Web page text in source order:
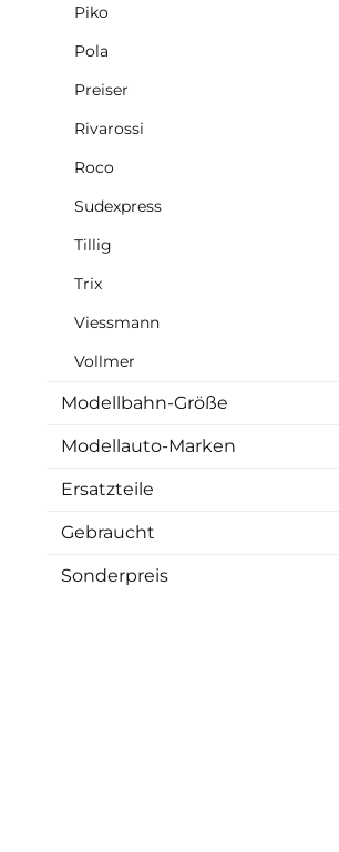
Piko
Pola
Preiser
Rivarossi
Roco
Sudexpress
Tillig
Trix
Viessmann
Vollmer
Modellbahn-Größe
Modellauto-Marken
Ersatzteile
Gebraucht
Sonderpreis